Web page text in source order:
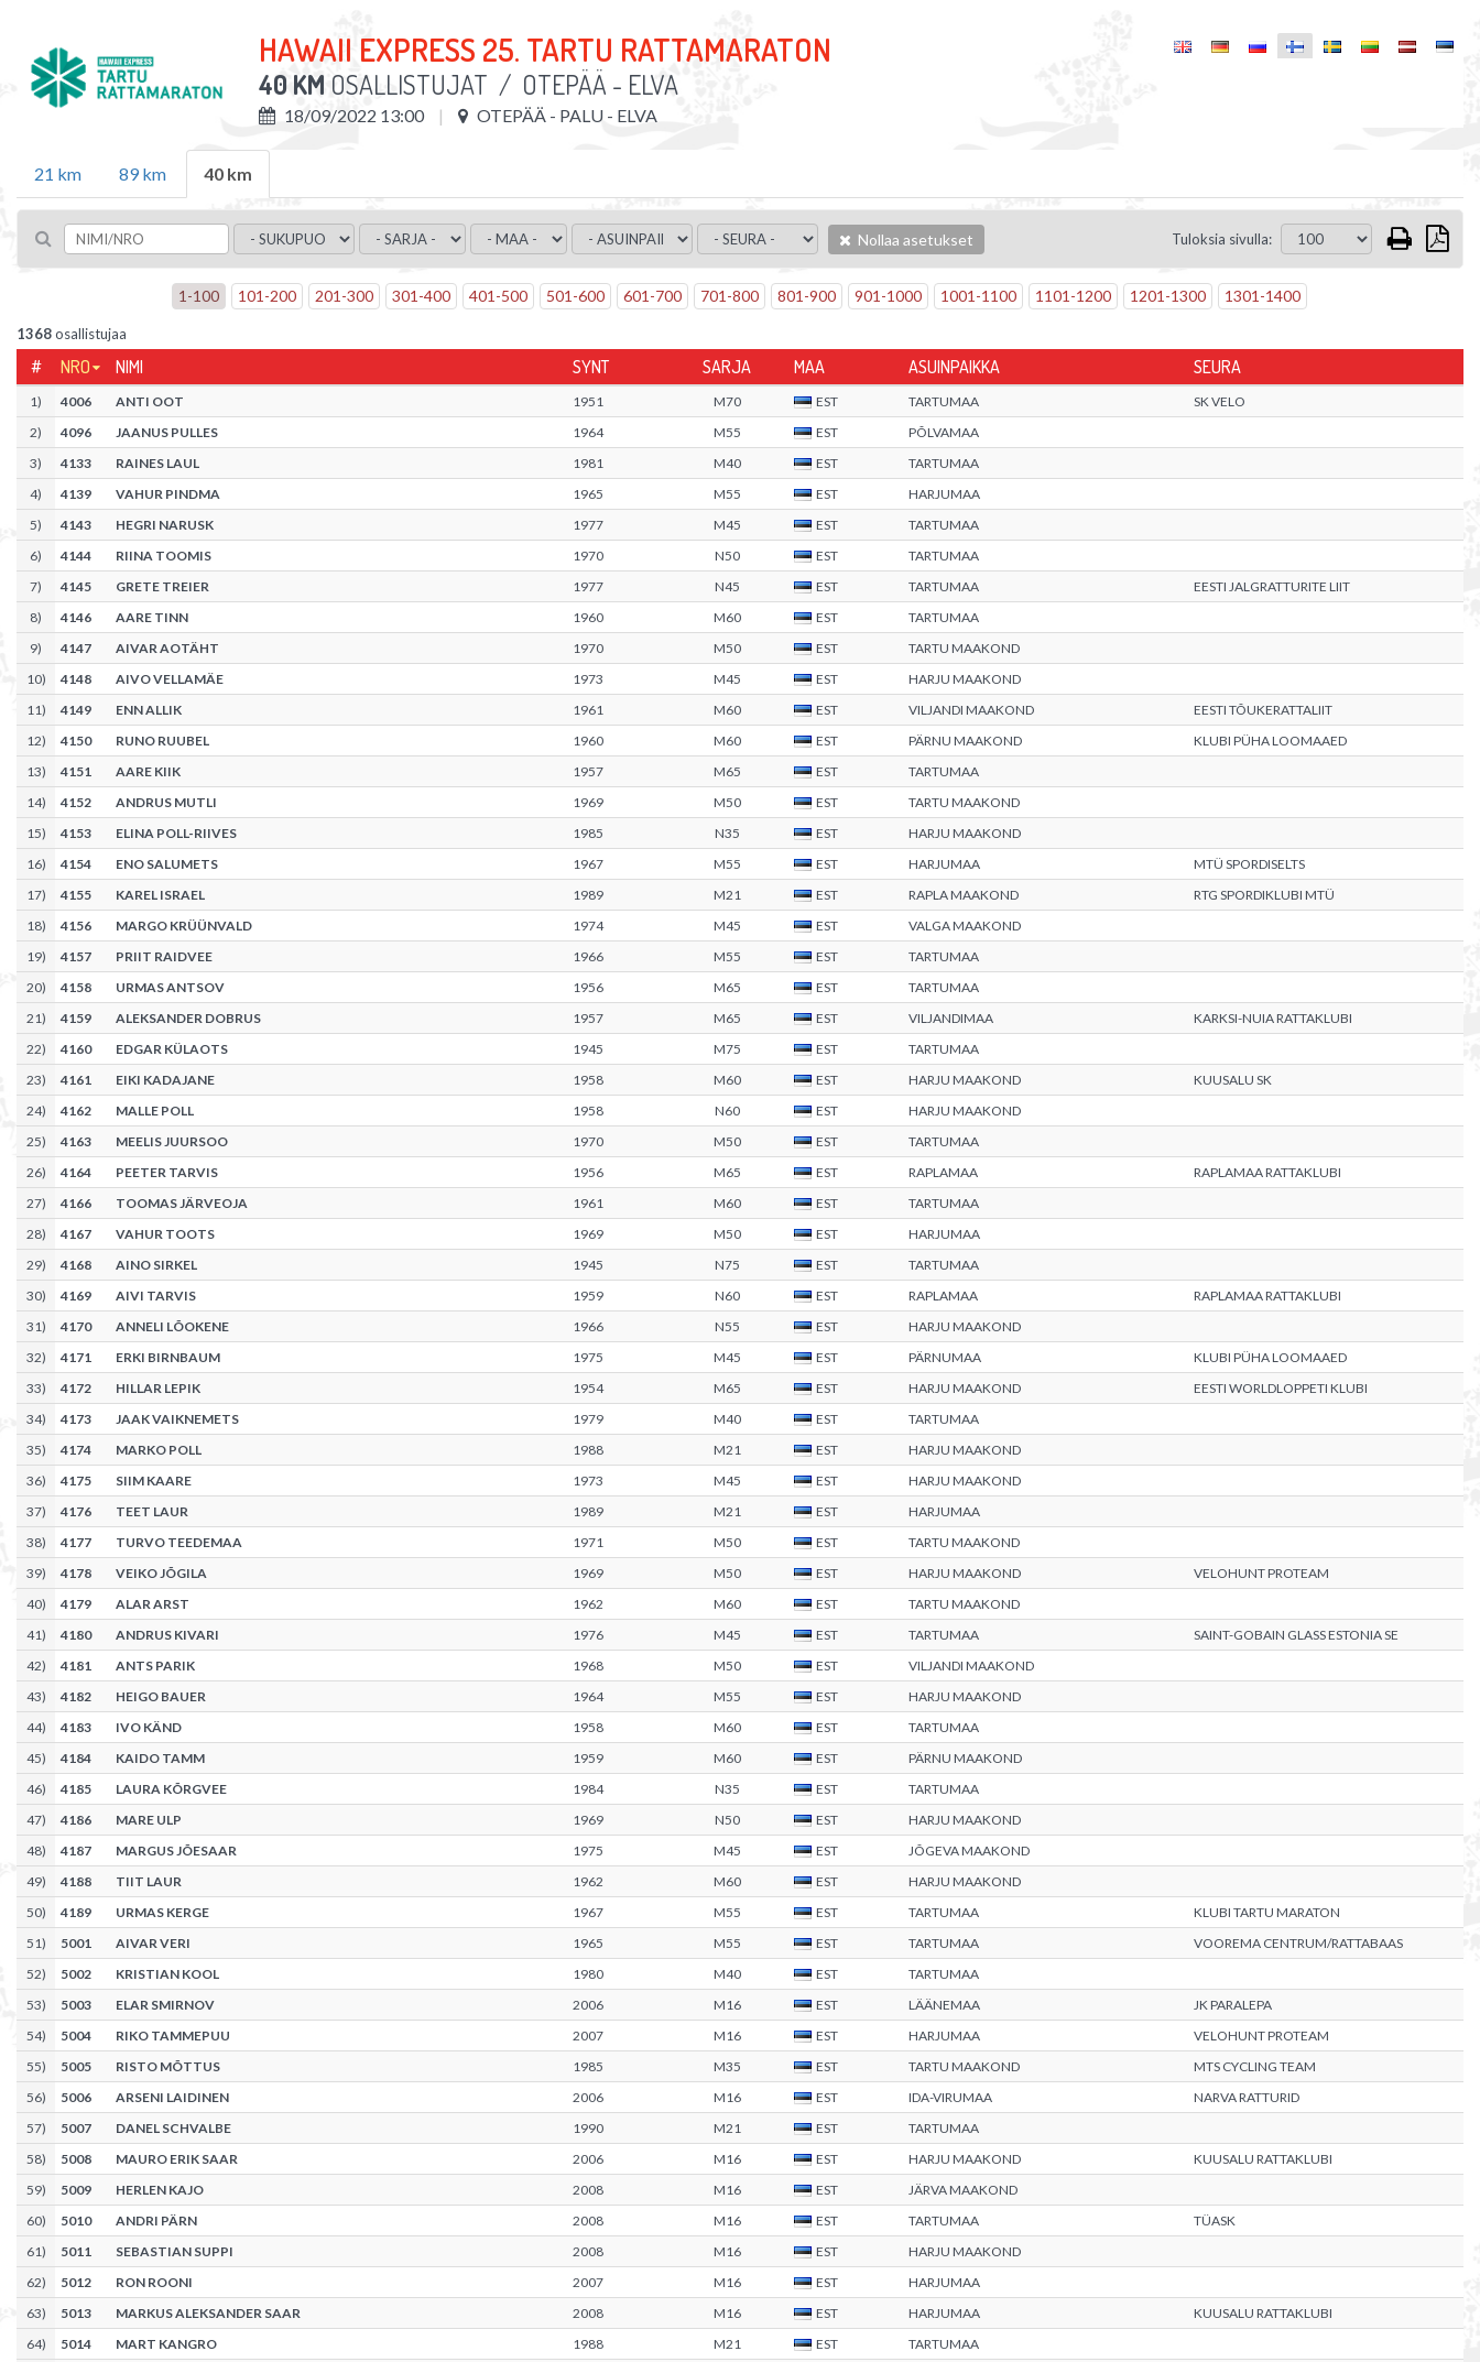
HAWAII EXPRESS 25. TARTU RATTAMARATON
40 KM OSALLISTUJAT / OTEPÄÄ - ELVA
18/09/2022 13:00 OTEPÄÄ - PALU - ELVA
21 km 89 km 40 km
Nollaa asetukset Tuloksia sivulla:
1 -100 101 -200 201 -300 301 -400 401 -500 501 -600 601 -700 701 -800 801 -900 901 -1000 1001 -1100 1101 -1200 1201 -1300 1301 -1400
1368osallistujaa
# NRO NIMI SYNT SARJA MAA ASUINPAIKKA SEURA
1) 4006 ANTI OOT 1951 M70 EST TARTUMAA
SK VELO
2) 4096 JAANUS PULLES 1964 M55 EST
PÕLVAMAA
3) 4133 RAINES LAUL 1981 M40 EST
TARTUMAA
4) 4139 VAHUR PINDMA 1965 M55 EST
HARJUMAA
5) 4143 HEGRI NARUSK 1977 M45 EST
TARTUMAA
6) 4144 RIINA TOOMIS 1970 N50 EST
TARTUMAA
7) 4145 GRETE TREIER 1977 N45 EST TARTUMAA
EESTI JALGRATTURITE LIIT
8) 4146 AARE TINN 1960 M60 EST
TARTUMAA
9) 4147 AIVAR AOTÄHT 1970 M50 EST
TARTU MAAKOND
10) 4148 AIVO VELLAMÄE 1973 M45 EST
HARJU MAAKOND
11) 4149 ENN ALLIK 1961 M60 EST VILJANDI MAAKOND
EESTI TÕUKERATTALIIT
12) 4150 RUNO RUUBEL 1960 M60 EST PÄRNU MAAKOND
KLUBI PÜHA LOOMAAED
13) 4151 AARE KIIK 1957 M65 EST
TARTUMAA
14) 4152 ANDRUS MUTLI 1969 M50 EST
TARTU MAAKOND
15) 4153 ELINA POLL-RIIVES 1985 N35 EST
HARJU MAAKOND
16) 4154 ENO SALUMETS 1967 M55 EST HARJUMAA
MTÜ SPORDISELTS
17) 4155 KAREL ISRAEL 1989 M21 EST RAPLA MAAKOND
RTG SPORDIKLUBI MTÜ
18) 4156 MARGO KRÜÜNVALD 1974 M45 EST
VALGA MAAKOND
19) 4157 PRIIT RAIDVEE 1966 M55 EST
TARTUMAA
20) 4158 URMAS ANTSOV 1956 M65 EST
TARTUMAA
21) 4159 ALEKSANDER DOBRUS 1957 M65 EST VILJANDIMAA
KARKSI-NUIA RATTAKLUBI
22) 4160 EDGAR KÜLAOTS 1945 M75 EST
TARTUMAA
23) 4161 EIKI KADAJANE 1958 M60 EST HARJU MAAKOND
KUUSALU SK
24) 4162 MALLE POLL 1958 N60 EST
HARJU MAAKOND
25) 4163 MEELIS JUURSOO 1970 M50 EST
TARTUMAA
26) 4164 PEETER TARVIS 1956 M65 EST RAPLAMAA
RAPLAMAA RATTAKLUBI
27) 4166 TOOMAS JÄRVEOJA 1961 M60 EST
TARTUMAA
28) 4167 VAHUR TOOTS 1969 M50 EST
HARJUMAA
29) 4168 AINO SIRKEL 1945 N75 EST
TARTUMAA
30) 4169 AIVI TARVIS 1959 N60 EST RAPLAMAA
RAPLAMAA RATTAKLUBI
31) 4170 ANNELI LÕOKENE 1966 N55 EST
HARJU MAAKOND
32) 4171 ERKI BIRNBAUM 1975 M45 EST PÄRNUMAA
KLUBI PÜHA LOOMAAED
33) 4172 HILLAR LEPIK 1954 M65 EST HARJU MAAKOND
EESTI WORLDLOPPETI KLUBI
34) 4173 JAAK VAIKNEMETS 1979 M40 EST
TARTUMAA
35) 4174 MARKO POLL 1988 M21 EST
HARJU MAAKOND
36) 4175 SIIM KAARE 1973 M45 EST
HARJU MAAKOND
37) 4176 TEET LAUR 1989 M21 EST
HARJUMAA
38) 4177 TURVO TEEDEMAA 1971 M50 EST
TARTU MAAKOND
39) 4178 VEIKO JÕGILA 1969 M50 EST HARJU MAAKOND
VELOHUNT PROTEAM
40) 4179 ALAR ARST 1962 M60 EST
TARTU MAAKOND
41) 4180 ANDRUS KIVARI 1976 M45 EST TARTUMAA
SAINT-GOBAIN GLASS ESTONIA SE
42) 4181 ANTS PARIK 1968 M50 EST
VILJANDI MAAKOND
43) 4182 HEIGO BAUER 1964 M55 EST
HARJU MAAKOND
44) 4183 IVO KÄND 1958 M60 EST
TARTUMAA
45) 4184 KAIDO TAMM 1959 M60 EST
PÄRNU MAAKOND
46) 4185 LAURA KÕRGVEE 1984 N35 EST
TARTUMAA
47) 4186 MARE ULP 1969 N50 EST
HARJU MAAKOND
48) 4187 MARGUS JÕESAAR 1975 M45 EST
JÕGEVA MAAKOND
49) 4188 TIIT LAUR 1962 M60 EST
HARJU MAAKOND
50) 4189 URMAS KERGE 1967 M55 EST TARTUMAA
KLUBI TARTU MARATON
51) 5001 AIVAR VERI 1965 M55 EST TARTUMAA
VOOREMA CENTRUM/RATTABAAS
52) 5002 KRISTIAN KOOL 1980 M40 EST
TARTUMAA
53) 5003 ELAR SMIRNOV 2006 M16 EST LÄÄNEMAA
JK PARALEPA
54) 5004 RIKO TAMMEPUU 2007 M16 EST HARJUMAA
VELOHUNT PROTEAM
55) 5005 RISTO MÕTTUS 1985 M35 EST TARTU MAAKOND
MTS CYCLING TEAM
56) 5006 ARSENI LAIDINEN 2006 M16 EST IDA-VIRUMAA
NARVA RATTURID
57) 5007 DANEL SCHVALBE 1990 M21 EST
TARTUMAA
58) 5008 MAURO ERIK SAAR 2006 M16 EST HARJU MAAKOND
KUUSALU RATTAKLUBI
59) 5009 HERLEN KAJO 2008 M16 EST
JÄRVA MAAKOND
60) 5010 ANDRI PÄRN 2008 M16 EST TARTUMAA
TÜASK
61) 5011 SEBASTIAN SUPPI 2008 M16 EST
HARJU MAAKOND
62) 5012 RON ROONI 2007 M16 EST
HARJUMAA
63) 5013 MARKUS ALEKSANDER SAAR 2008 M16 EST HARJUMAA
KUUSALU RATTAKLUBI
64) 5014 MART KANGRO 1988 M21 EST
TARTUMAA